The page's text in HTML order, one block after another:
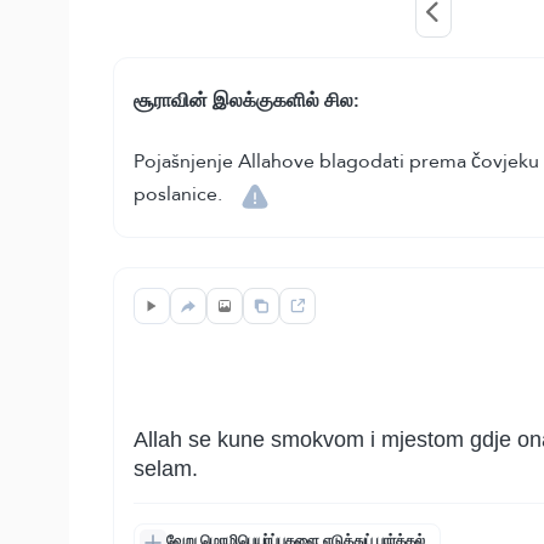
சூராவின் இலக்குகளில் சில:
Pojašnjenje Allahove blagodati prema
poslanice.
Allah se kune smokvom i mjestom gdje
selam.